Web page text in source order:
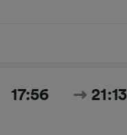
17:56 21:13